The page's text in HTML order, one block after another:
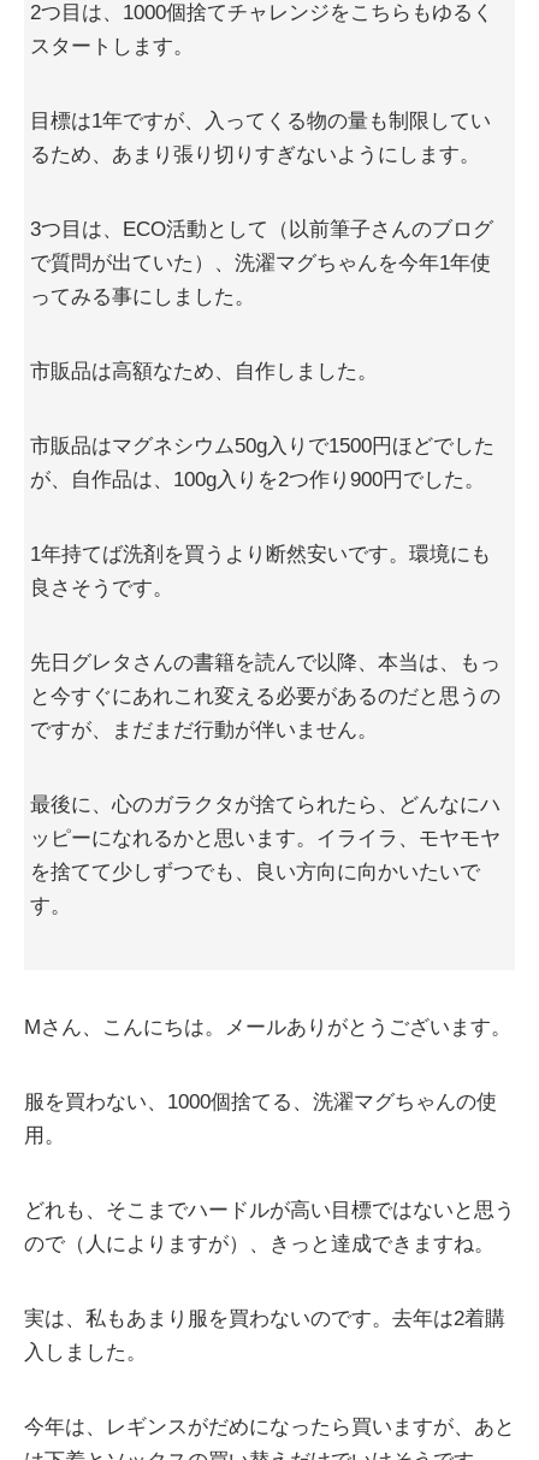
2つ目は、1000個捨てチャレンジをこちらもゆるく
スタートします。
目標は1年ですが、入ってくる物の量も制限してい
るため、あまり張り切りすぎないようにします。
3つ目は、ECO活動として（以前筆子さんのブログ
で質問が出ていた）、洗濯マグちゃんを今年1年使
ってみる事にしました。
市販品は高額なため、自作しました。
市販品はマグネシウム50g入りで1500円ほどでした
が、自作品は、100g入りを2つ作り900円でした。
1年持てば洗剤を買うより断然安いです。環境にも
良さそうです。
先日グレタさんの書籍を読んで以降、本当は、もっ
と今すぐにあれこれ変える必要があるのだと思うの
ですが、まだまだ行動が伴いません。
最後に、心のガラクタが捨てられたら、どんなにハ
ッピーになれるかと思います。イライラ、モヤモヤ
を捨てて少しずつでも、良い方向に向かいたいで
す。
Mさん、こんにちは。メールありがとうございます。
服を買わない、1000個捨てる、洗濯マグちゃんの使
用。
どれも、そこまでハードルが高い目標ではないと思う
ので（人によりますが）、きっと達成できますね。
実は、私もあまり服を買わないのです。去年は2着購
入しました。
今年は、レギンスがだめになったら買いますが、あと